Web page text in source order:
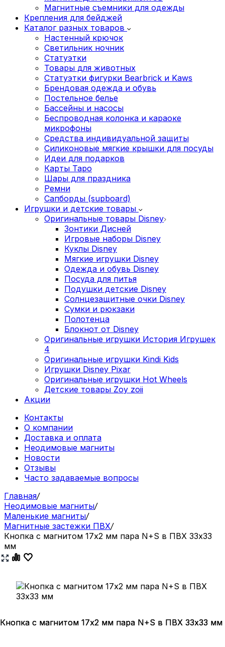
Магнитные съемники для одежды
Крепления для бейджей
Каталог разных товаров
Настенный крючок
Светильник ночник
Статуэтки
Товары для животных
Статуэтки фигурки Bearbrick и Kaws
Брендовая одежда и обувь
Постельное белье
Бассейны и насосы
Беспроводная колонка и караоке
микрофоны
Средства индивидуальной защиты
Силиконовые мягкие крышки для посуды
Идеи для подарков
Карты Таро
Шары для праздника
Ремни
Сапборды (supboard)
Игрушки и детские товары
Оригинальные товары Disney
Зонтики Дисней
Игровые наборы Disney
Куклы Disney
Мягкие игрушки Disney
Одежда и обувь Disney
Посуда для питья
Подушки детские Disney
Cолнцезащитные очки Disney
Сумки и рюкзаки
Полотенца
Блокнот от Disney
Оригинальные игрушки История Игрушек
4
Оригинальные игрушки Kindi Kids
Игрушки Disney Pixar
Оригинальные игрушки Hot Wheels
Детские товары Zoy zoii
Акции
Контакты
О компании
Доставка и оплата
Неодимовые магниты
Новости
Отзывы
Часто задаваемые вопросы
Главная/
Неодимовые магниты/
Маленькие магниты/
Магнитные застежки ПВХ/
Кнопка с магнитом 17х2 мм пара N+S в ПВХ 33х33
мм
Кнопка с магнитом 17х2 мм пара N+S в ПВХ 33х33 мм
Кнопка с магнитом 17х2 мм пара N+S в ПВХ 33х33 мм